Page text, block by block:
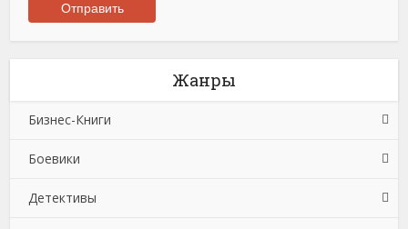
Жанры
Бизнес-Книги
Банковское дело
Бухучет, налогообложение, аудит
Боевики
Боевики: Прочее
Детективы